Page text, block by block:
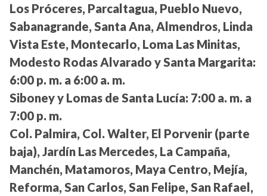
Los Próceres, Parcaltagua, Pueblo Nuevo,
Sabanagrande, Santa Ana, Almendros, Linda
Vista Este, Montecarlo, Loma Las Minitas,
Modesto Rodas Alvarado y Santa Margarita:
6:00 p. m. a 6:00 a. m.
Siboney y Lomas de Santa Lucía: 7:00 a. m. a
7:00 p. m.
Col. Palmira, Col. Walter, El Porvenir (parte
baja), Jardín Las Mercedes, La Campaña,
Manchén, Matamoros, Maya Centro, Mejía,
Reforma, San Carlos, San Felipe, San Rafael,